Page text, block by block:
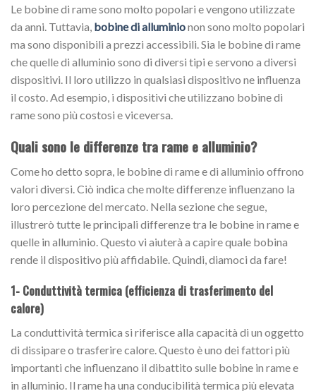
Le bobine di rame sono molto popolari e vengono utilizzate
da anni. Tuttavia, bobine di alluminionon sono molto popolari
ma sono disponibili a prezzi accessibili. Sia le bobine di rame
che quelle di alluminio sono di diversi tipi e servono a diversi
dispositivi. Il loro utilizzo in qualsiasi dispositivo ne influenza
il costo. Ad esempio, i dispositivi che utilizzano bobine di
rame sono più costosi e viceversa.
Quali sono le differenze tra rame e alluminio?
Come ho detto sopra, le bobine di rame e di alluminio offrono
valori diversi. Ciò indica che molte differenze influenzano la
loro percezione del mercato. Nella sezione che segue,
illustrerò tutte le principali differenze tra le bobine in rame e
quelle in alluminio. Questo vi aiuterà a capire quale bobina
rende il dispositivo più affidabile. Quindi, diamoci da fare!
1- Conduttività termica (efficienza di trasferimento del
calore)
La conduttività termica si riferisce alla capacità di un oggetto
di dissipare o trasferire calore. Questo è uno dei fattori più
importanti che influenzano il dibattito sulle bobine in rame e
in alluminio. Il rame ha una conducibilità termica più elevata